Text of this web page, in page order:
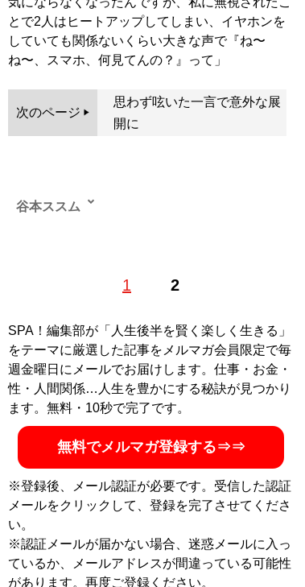
とで2人はヒートアップしてしまい、イヤホンを
していても関係ないくらい大きな声で『ね〜
ね〜、スマホ、何見てんの？』って」
次のページ
思わず呟いた一言で意外な展
開に
1 2
谷本ススム
らとことん突っ走って取材するフットワークの軽さが売
イター
記事一覧へ
SPA！編集部が「人生後半を賢く楽しく生きる」
をテーマに厳選した記事をメルマガ会員限定で毎
週金曜日にメールでお届けします。仕事・お金・
性・人間関係…人生を豊かにする秘訣が見つかり
ます。無料・10秒で完了です。
無料でメルマガ登録する⇒⇒
※登録後、メール認証が必要です。受信した認証
メールをクリックして、登録を完了させてくださ
い。
※認証メールが届かない場合、迷惑メールに入っ
ているか、メールアドレスが間違っている可能性
があります。再度ご登録ください。